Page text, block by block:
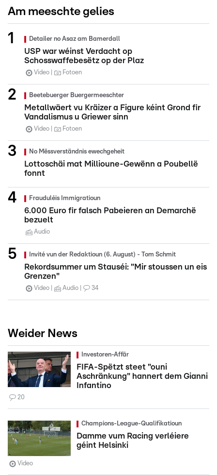
Am meeschte gelies
Detailer no Asaz am Bamerdall
USP war wéinst Verdacht op
Schosswaffebesëtz op der Plaz
Video Fotoen
Beetebuerger Buergermeeschter
Metallwäert vu Kräizer a Figure kéint Grond fir
Vandalismus u Griewer sinn
Video Fotoen
No Mëssverständnis ewechgeheit
Lottoschäi mat Millioune-Gewënn a Poubellë
fonnt
Frauduléis Immigratioun
6.000 Euro fir falsch Pabeieren an Demarchë
bezuelt
Audio
Invité vun der Redaktioun (6. August) - Tom Schmit
Rekordsummer um Stauséi: "Mir stoussen un eis
Grenzen"
Video Audio 34
Weider News
Investoren-Affär
FIFA-Spëtzt steet "ouni
Aschränkung" hannert dem Gianni
Infantino
20
Champions-League-Qualifikatioun
Damme vum Racing verléiere
géint Helsinki
Video